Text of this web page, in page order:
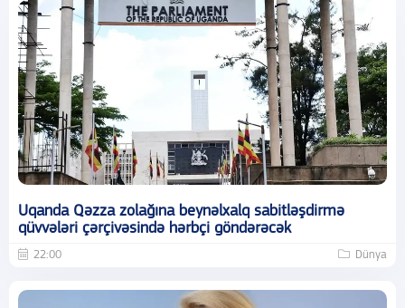
Uqanda Qəzza zolağına beynəlxalq sabitləşdirmə
qüvvələri çərçivəsində hərbçi göndərəcək
22:00 Dünya